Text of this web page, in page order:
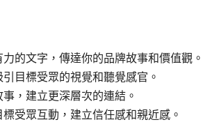
的文字，傳達你的品牌故事和價值觀。
目標受眾的視覺和聽覺感官。
，建立更深層次的連結。
受眾互動，建立信任感和親近感。